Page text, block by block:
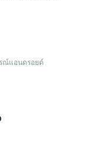
ณ์แอนดรอยด์